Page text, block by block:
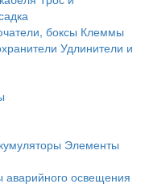
боксы Клеммы
Удлинители и
Элементы
освещения